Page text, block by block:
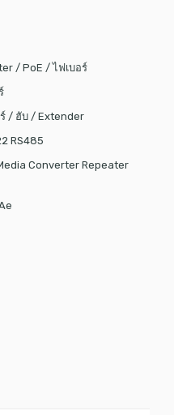
/ PoE / ไฟเบอร์
/ ฮับ / Extender
RS485
Converter Repeater